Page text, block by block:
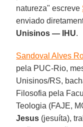
natureza" escreve
enviado
Unisinos — IHU.
Sandoval Alves
pela PUC-Rio,
Unisinos/RS,
Filosofia pela
Teologia (FAJE,
Jesus (jesuíta),